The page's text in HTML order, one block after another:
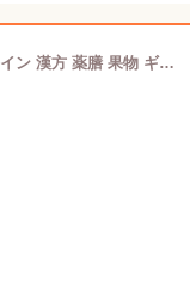
【国産】なつめ茶 ティーバッグ 24g（2g×12P）送料無料 無農薬 ノンカフェイン 漢方 薬膳 果物 ギフト プレゼント バレンタイン プチギフト お茶 内祝い 2022 早割